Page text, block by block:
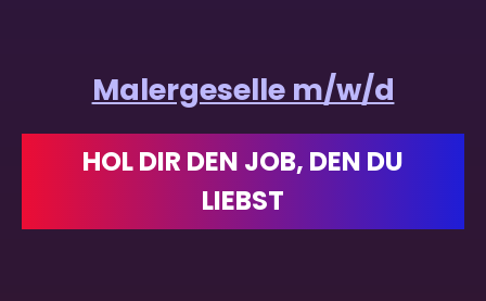
Malergeselle m/w/d
HOL DIR DEN JOB, DEN DU
LIEBST